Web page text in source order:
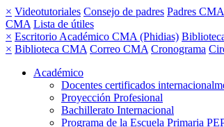
× Videotutoriales Consejo de padres Padres
CMA Lista de útiles
× Escritorio Académico CMA (Phidias)
× Biblioteca CMA Correo CMA Cronograma
Académico
Docentes certificados
Proyección Profesional
Bachillerato Internacional
Programa de la Escuela Primaria